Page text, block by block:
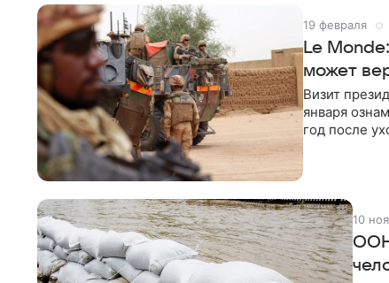
организации.
19 февраля
Le
может
Визит
января
год после
10